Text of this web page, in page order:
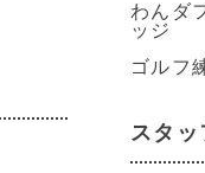
わんダ
ッジ
ゴルフ
スタッ